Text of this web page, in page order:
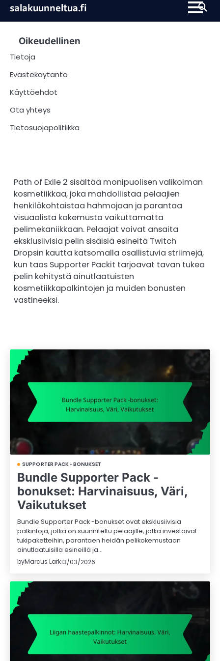
Skipsalakuunneltua.fi
Oikeudellinen
Tietoja
Evästekäytäntö
Käyttöehdot
Ota yhteys
Tietosuojapolitiikka
Path of Exile 2 sisältää monipuolisen valikoiman
kosmetiikkaa, joka mahdollistaa pelaajien
henkilökohtaistaa hahmojaan ja parantaa
visuaalista kokemusta vaikuttamatta
pelimekaniikkaan. Pelaajat voivat ansaita
eksklusiivisia pelin sisäisiä esineitä Twitch
Dropsin kautta katsomalla osallistuvia striimejä,
kun taas Supporter Packit tarjoavat tavan tukea
pelin kehitystä ainutlaatuisten
kosmetiikkapalkintojen ja muiden bonusten
vastineeksi.
SUPPORTER PACK -BONUKSET
Bundle Supporter Pack -
bonukset: Harvinaisuus, Väri,
Vaikutukset
Bundle Supporter Pack -bonukset ovat eksklusiivisia
palkintoja, jotka on suunniteltu pelaajille, jotka investoivat
tukipaketteihin, parantaen heidän pelikokemustaan
ainutlaatuisilla esineillä ja…
byMarcus Lark13/03/2026